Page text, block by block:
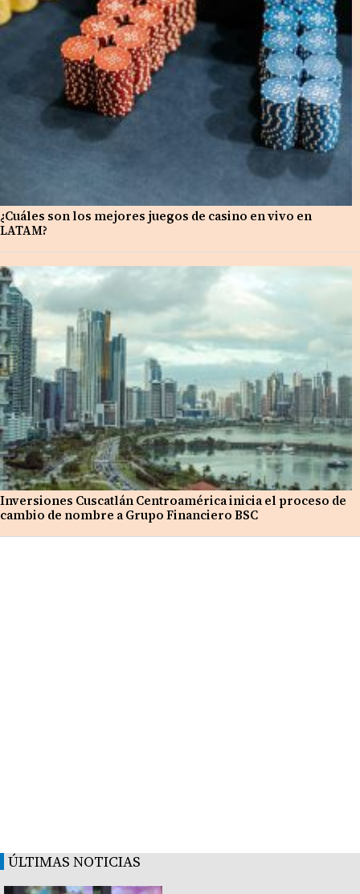
¿Cuáles son los mejores juegos de casino en vivo en
LATAM?
Inversiones Cuscatlán Centroamérica inicia el proceso de
cambio de nombre a Grupo Financiero BSC
ÚLTIMAS NOTICIAS